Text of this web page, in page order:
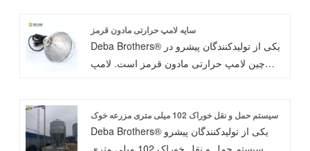
سایه لامپ حرارتی مادون قرمز
Deba Brothers® یکی از تولیدکنندگان پیشرو در
چین لامپ حرارتی مادون قرمز است. لامپ
ها و عدم یخ زدن تا حد مرگ استفاده می شود.
سیستم حمل و نقل خوراک 102 میلی متری مزرعه خوک
Deba Brothers® یکی از تولیدکنندگان پیشرو
سیستم حمل و نقل خوراک 102 میلی متری